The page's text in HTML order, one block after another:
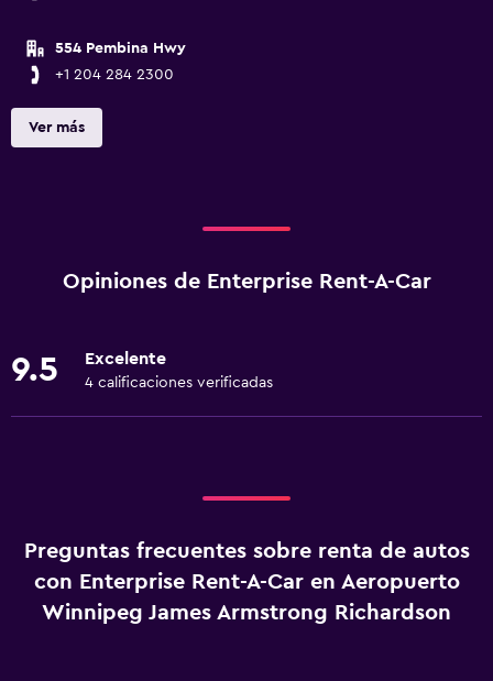
554 Pembina Hwy
+1 204 284 2300
Ver más
Opiniones de Enterprise Rent-A-Car
9.5 Excelente
4 calificaciones verificadas
Preguntas frecuentes sobre renta de autos
con Enterprise Rent-A-Car en Aeropuerto
Winnipeg James Armstrong Richardson